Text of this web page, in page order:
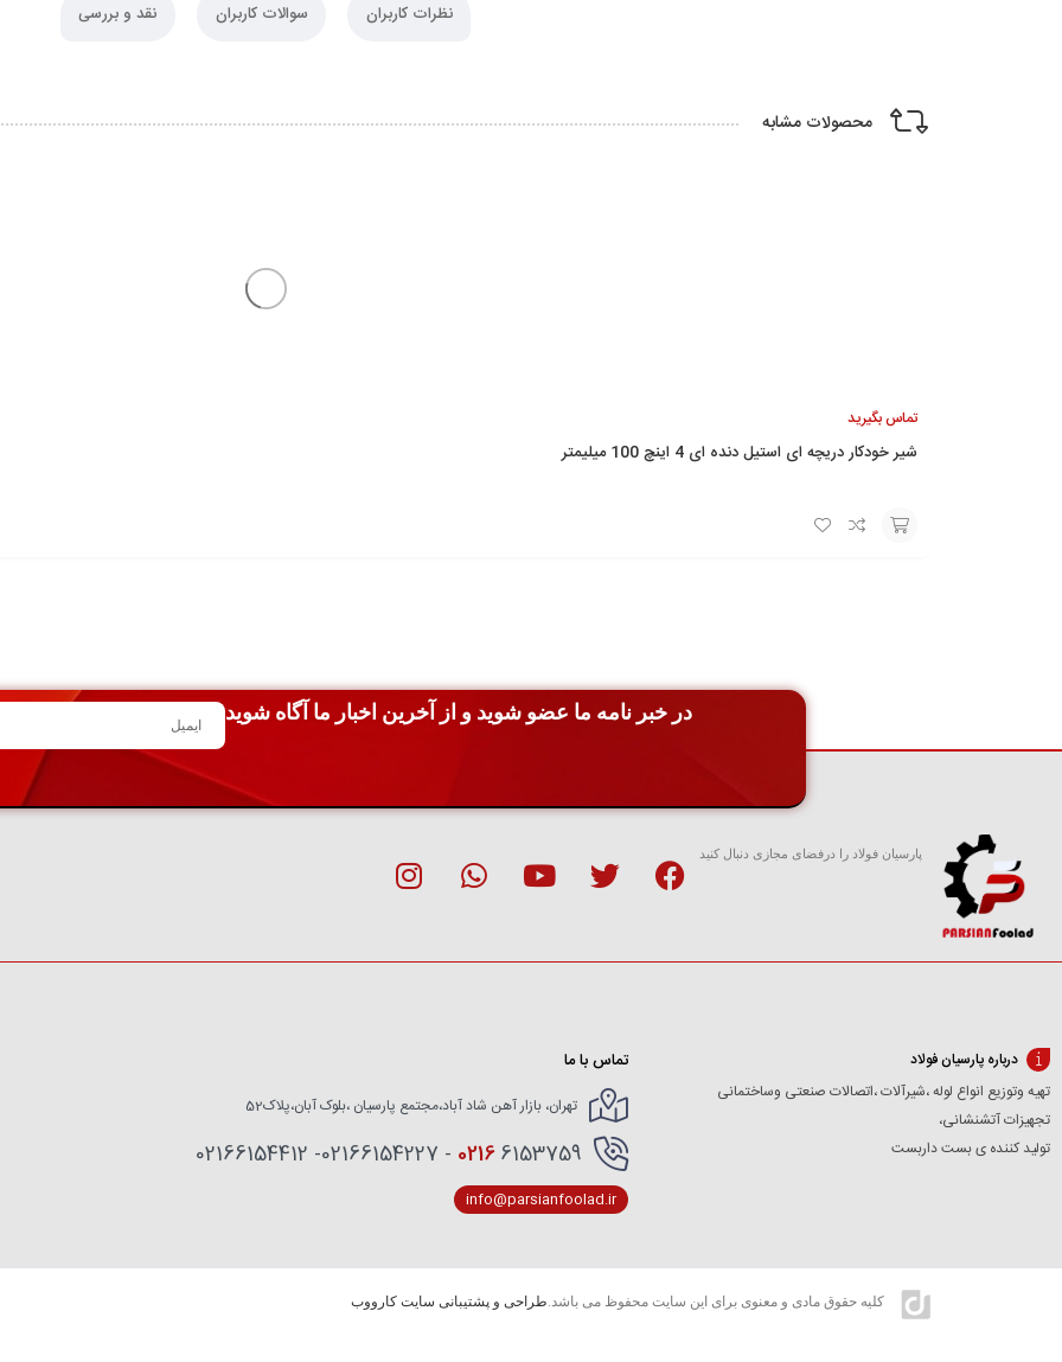
نظرات کاربران سوالات کاربران نقد و بررسی
محصولات مشابه
تماس بگیرید
شیر خودکار دریچه ای استیل دنده ای 4 اینچ 100 میلیمتر
در خبر نامه ما عضو شوید و از آخرین اخبار ما آگاه شوید
پارسیان فولاد را درفضای مجازی دنبال کنید
درباره پارسیان فولاد
تهیه وتوزیع انواع لوله ،شیرآلات ،اتصالات صنعتی وساختمانی
تجهیزات آتشنشانی،
تولید کننده ی بست داربست
تماس با ما
تهران، بازار آهن شاد آباد،مجتمع پارسیان ،بلوک آبان،پلاک52
02166153759 - 02166154227- 02166154412
info@parsianfoolad.ir
کلیه حقوق مادی و معنوی برای این سایت محفوظ می باشد.طراحی و پشتیبانی سایت کارووب